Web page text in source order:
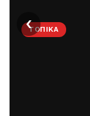
ΤΟΠΙΚΆ
‹